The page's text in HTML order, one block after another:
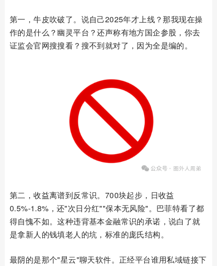
第一，牛皮吹破了。说自己2025年才上线？那我现在操
作的是什么？幽灵平台？还声称有地方国企参股，你去
证监会官网搜搜看？搜不到就对了，因为全是编的。
第二，收益离谱到反常识。700块起步，日收益
0.5%-1.8%，还"次日分红""保本无风险"。巴菲特看了都
得自愧不如。这种违背基本金融常识的承诺，说白了就
是拿新人的钱填老人的坑，标准的庞氏结构。
最阴的是那个"星云"聊天软件。正经平台谁用私域链接下